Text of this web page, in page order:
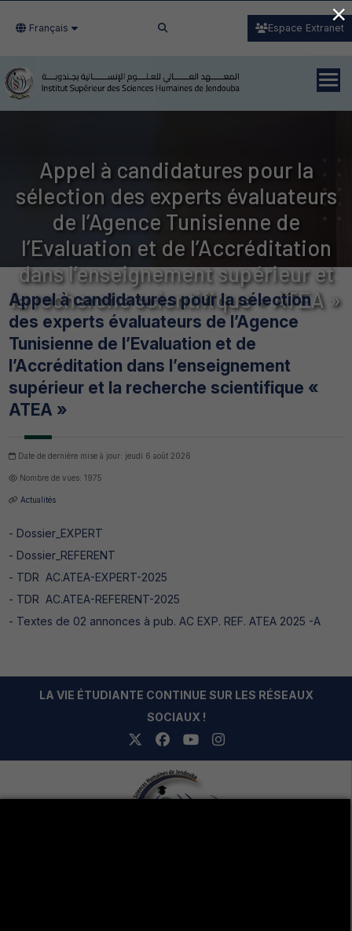
Français Espace Extranet
Appel à candidatures pour la
sélection des experts évaluateurs
de l’Agence Tunisienne de
l’Evaluation et de l’Accréditation
dans l’enseignement supérieur et
la recherche scientifique « ATEA »
Appel à candidatures pour la sélection
des experts évaluateurs de l’Agence
Tunisienne de l’Evaluation et de
l’Accréditation dans l’enseignement
supérieur et la recherche scientifique «
ATEA »
Date de dernière mise à jour: jeudi 6 août 2026
Nombre de vues: 1975
Actualités
- Dossier_EXPERT
- Dossier_REFERENT
- TDR AC.ATEA-EXPERT-2025
- TDR AC.ATEA-REFERENT-2025
- Textes de 02 annonces à pub. AC EXP. REF. ATEA 2025 -A
LA VIE ÉTUDIANTE CONTINUE SUR LES RÉSEAUX
SOCIAUX !
×